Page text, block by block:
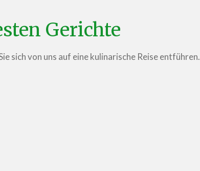
Gerichte
sich von uns auf eine kulinarische Reise entführen.